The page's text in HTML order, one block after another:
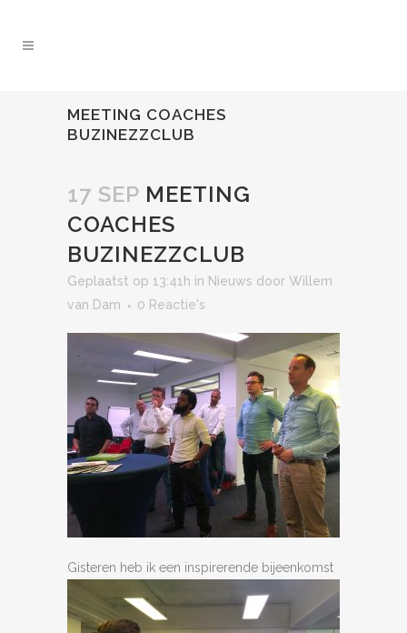
MEETING COACHES
BUZINEZZCLUB
17 SEP MEETING
COACHES
BUZINEZZCLUB
Geplaatst op 13:41h in Nieuws door Willem
van Dam
0 Reactie's
Gisteren heb ik een inspirerende bijeenkomst